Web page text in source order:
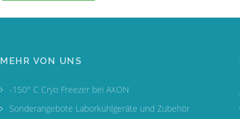
MEHR VON UNS
-150° C Cryo Freezer bei AXON
Sonderangebote Laborkühlgeräte und Zubehör